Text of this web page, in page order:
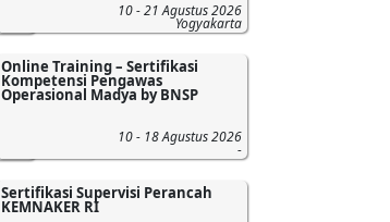
10 - 21 Agustus 2026
Yogyakarta
Online Training – Sertifikasi
Kompetensi Pengawas
Operasional Madya by BNSP
10 - 18 Agustus 2026
-
Sertifikasi Supervisi Perancah
KEMNAKER RI